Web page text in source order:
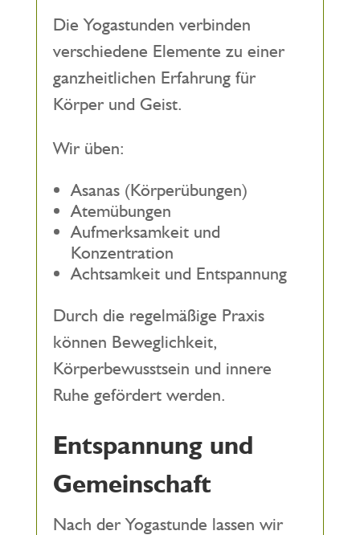
Die Yogastunden verbinden
verschiedene Elemente zu einer
ganzheitlichen Erfahrung für
Körper und Geist.
Wir üben:
Asanas (Körperübungen)
Atemübungen
Aufmerksamkeit und
Konzentration
Achtsamkeit und Entspannung
Durch die regelmäßige Praxis
können Beweglichkeit,
Körperbewusstsein und innere
Ruhe gefördert werden.
Entspannung und
Gemeinschaft
Nach der Yogastunde lassen wir